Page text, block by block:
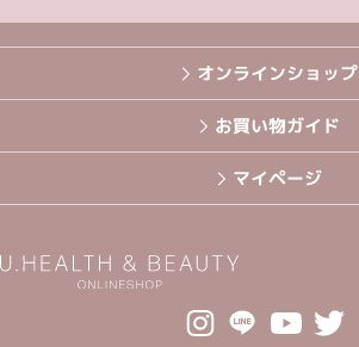
オンラインショップ
お買い物ガイド
マイページ